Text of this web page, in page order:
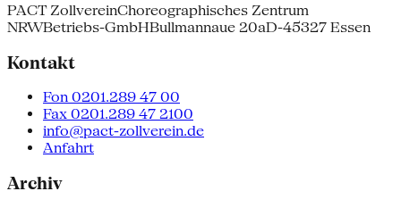
PACT ZollvereinChoreographisches Zentrum
NRWBetriebs-GmbHBullmannaue 20aD-45327 Essen
Kontakt
Fon 0201.289 47 00
Fax 0201.289 47 2100
info@pact-zollverein.de
Anfahrt
Archiv